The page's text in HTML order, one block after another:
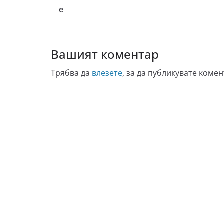
е
Вашият коментар
Трябва да влезете, за да публикувате